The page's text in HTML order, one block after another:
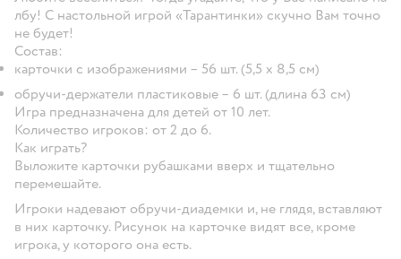
лбу! С настольной игрой «Тарантинки» скучно Вам точно
не будет!
Состав:
карточки с изображениями – 56 шт. (5,5 х 8,5 см)
обручи-держатели пластиковые – 6 шт. (длина 63 см)
Игра предназначена для детей от 10 лет.
Количество игроков: от 2 до 6.
Как играть?
Выложите карточки рубашками вверх и тщательно
перемешайте.
Игроки надевают обручи-диадемки и, не глядя, вставляют
в них карточку. Рисунок на карточке видят все, кроме
игрока, у которого она есть.